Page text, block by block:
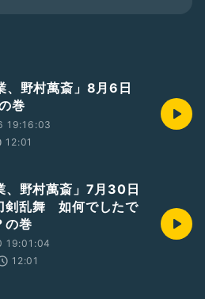
、野村萬斎」8月6日
巻
19:16:03
12:01
、野村萬斎」7月30日
乱舞 如何でしたで
の巻
19:01:04
12:01